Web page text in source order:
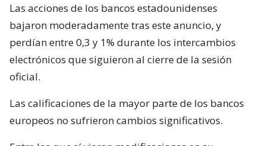
Las acciones de los bancos estadounidenses
bajaron moderadamente tras este anuncio, y
perdían entre 0,3 y 1% durante los intercambios
electrónicos que siguieron al cierre de la sesión
oficial.
Las calificaciones de la mayor parte de los bancos
europeos no sufrieron cambios significativos.